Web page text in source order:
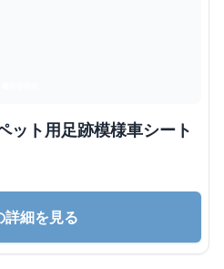
ット用足跡模様車シート
詳細を見る